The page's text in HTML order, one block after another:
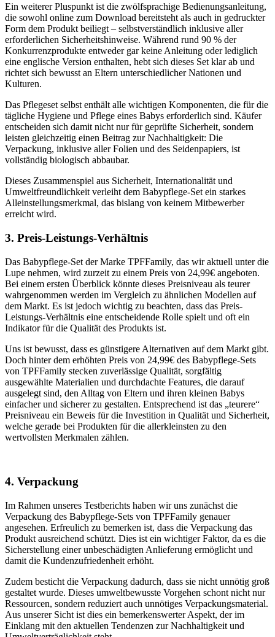
Ein weiterer Pluspunkt ist die zwölfsprachige Bedienungsanleitung,
die sowohl online zum Download bereitsteht als auch in gedruckter
Form dem Produkt beiliegt – selbstverständlich inklusive aller
erforderlichen Sicherheitshinweise. Während rund 90 % der
Konkurrenzprodukte entweder gar keine Anleitung oder lediglich
eine englische Version enthalten, hebt sich dieses Set klar ab und
richtet sich bewusst an Eltern unterschiedlicher Nationen und
Kulturen.
Das Pflegeset selbst enthält alle wichtigen Komponenten, die für die
tägliche Hygiene und Pflege eines Babys erforderlich sind. Käufer
entscheiden sich damit nicht nur für geprüfte Sicherheit, sondern
leisten gleichzeitig einen Beitrag zur Nachhaltigkeit: Die
Verpackung, inklusive aller Folien und des Seidenpapiers, ist
vollständig biologisch abbaubar.
Dieses Zusammenspiel aus Sicherheit, Internationalität und
Umweltfreundlichkeit verleiht dem Babypflege-Set ein starkes
Alleinstellungsmerkmal, das bislang von keinem Mitbewerber
erreicht wird.
3. Preis-Leistungs-Verhältnis
Das Babypflege-Set der Marke TPFFamily, das wir aktuell unter die
Lupe nehmen, wird zurzeit zu einem Preis von 24,99€ angeboten.
Bei einem ersten Überblick könnte dieses Preisniveau als teurer
wahrgenommen werden im Vergleich zu ähnlichen Modellen auf
dem Markt. Es ist jedoch wichtig zu beachten, dass das Preis-
Leistungs-Verhältnis eine entscheidende Rolle spielt und oft ein
Indikator für die Qualität des Produkts ist.
Uns ist bewusst, dass es günstigere Alternativen auf dem Markt gibt.
Doch hinter dem erhöhten Preis von 24,99€ des Babypflege-Sets
von TPFFamily stecken zuverlässige Qualität, sorgfältig
ausgewählte Materialien und durchdachte Features, die darauf
ausgelegt sind, den Alltag von Eltern und ihren kleinen Babys
einfacher und sicherer zu gestalten. Entsprechend ist das „teurere“
Preisniveau ein Beweis für die Investition in Qualität und Sicherheit,
welche gerade bei Produkten für die allerkleinsten zu den
wertvollsten Merkmalen zählen.
4. Verpackung
Im Rahmen unseres Testberichts haben wir uns zunächst die
Verpackung des Babypflege-Sets von TPFFamily genauer
angesehen. Erfreulich zu bemerken ist, dass die Verpackung das
Produkt ausreichend schützt. Dies ist ein wichtiger Faktor, da es die
Sicherstellung einer unbeschädigten Anlieferung ermöglicht und
damit die Kundenzufriedenheit erhöht.
Zudem besticht die Verpackung dadurch, dass sie nicht unnötig groß
gestaltet wurde. Dieses umweltbewusste Vorgehen schont nicht nur
Ressourcen, sondern reduziert auch unnötiges Verpackungsmaterial.
Aus unserer Sicht ist dies ein bemerkenswerter Aspekt, der im
Einklang mit den aktuellen Tendenzen zur Nachhaltigkeit und